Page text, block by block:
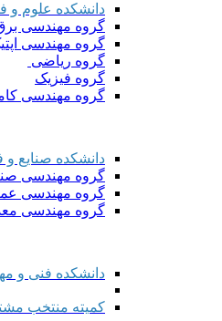
دانشکده علوم و
گروه مهندسی
گروه مهندسی
گروه ریاضی
گروه فیزیک
گروه مهندسی
دانشکده صنایع
گروه مهندسی
گروه مهندسی
گروه مهندسی
دانشکده فنی و
کمیته منتخب